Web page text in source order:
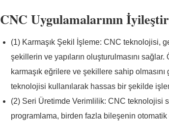
CNC Uygulamalarının
(1) Karmaşık Şekil İşleme: CNC teknolojisi,
şekillerin ve yapıların oluşturulmasını
karmaşık eğrilere ve şekillere sahip
teknolojisi kullanılarak hassas bir şekilde
(2) Seri Üretimde Verimlilik: CNC teknolojisi
programlama, birden fazla bileşenin